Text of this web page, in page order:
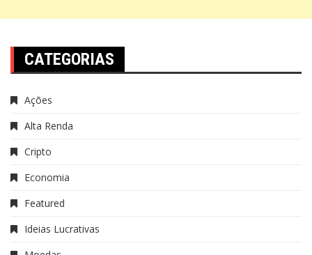
CATEGORIAS
Ações
Alta Renda
Cripto
Economia
Featured
Ideias Lucrativas